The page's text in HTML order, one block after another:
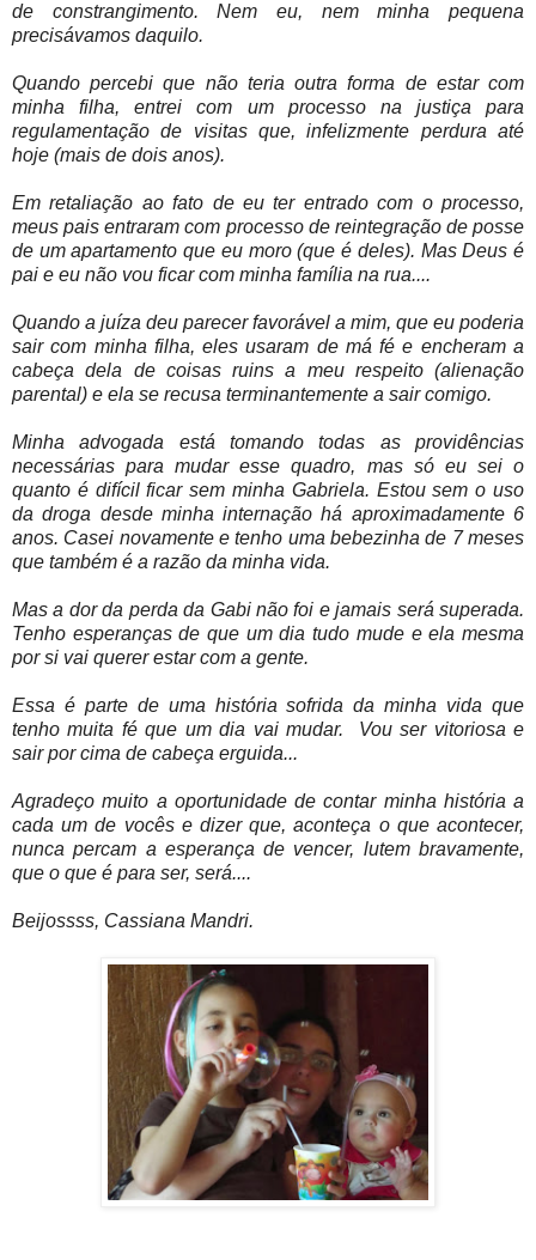
de constrangimento. Nem eu, nem minha pequena
precisávamos daquilo.
Quando percebi que não teria outra forma de estar com
minha filha, entrei com um processo na justiça para
regulamentação de visitas que, infelizmente perdura até
hoje (mais de dois anos).
Em retaliação ao fato de eu ter entrado com o processo,
meus pais entraram com processo de reintegração de posse
de um apartamento que eu moro (que é deles). Mas Deus é
pai e eu não vou ficar com minha família na rua....
Quando a juíza deu parecer favorável a mim, que eu poderia
sair com minha filha, eles usaram de má fé e encheram a
cabeça dela de coisas ruins a meu respeito (alienação
parental) e ela se recusa terminantemente a sair comigo.
Minha advogada está tomando todas as providências
necessárias para mudar esse quadro, mas só eu sei o
quanto é difícil ficar sem minha Gabriela. Estou sem o uso
da droga desde minha internação há aproximadamente 6
anos. Casei novamente e tenho uma bebezinha de 7 meses
que também é a razão da minha vida.
Mas a dor da perda da Gabi não foi e jamais será superada.
Tenho esperanças de que um dia tudo mude e ela mesma
por si vai querer estar com a gente.
Essa é parte de uma história sofrida da minha vida que
tenho muita fé que um dia vai mudar. Vou ser vitoriosa e
sair por cima de cabeça erguida...
Agradeço muito a oportunidade de contar minha história a
cada um de vocês e dizer que, aconteça o que acontecer,
nunca percam a esperança de vencer, lutem bravamente,
que o que é para ser, será....
Beijossss, Cassiana Mandri.